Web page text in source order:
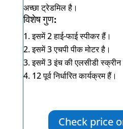
अच्छा ट्रेडमिल है।
विशेष गुण:
इसमें 2 हाई-फाई स्पीकर हैं।
इसमें 3 एचपी पीक मोटर है।
इसमें 3 इंच की एलसीडी स्क्रीन
12 पूर्व निर्धारित कार्यक्रम हैं।
Check price